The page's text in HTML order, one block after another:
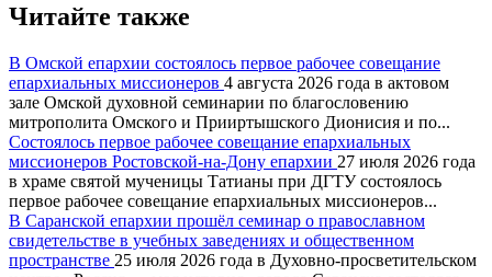
Читайте также
В Омской епархии состоялось первое рабочее совещание
епархиальных миссионеров 4 августа 2026 года в актовом
зале Омской духовной семинарии по благословению
митрополита Омского и Прииртышского Дионисия и по...
Состоялось первое рабочее совещание епархиальных
миссионеров Ростовской-на-Дону епархии 27 июля 2026 года
в храме святой мученицы Татианы при ДГТУ состоялось
первое рабочее совещание епархиальных миссионеров...
В Саранской епархии прошёл семинар о православном
свидетельстве в учебных заведениях и общественном
пространстве 25 июля 2026 года в Духовно-просветительском